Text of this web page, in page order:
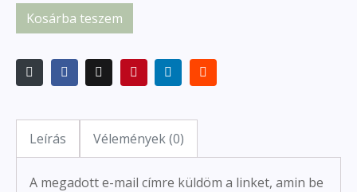
Kosárba teszem
Leírás Vélemények (0)
A megadott e-mail címre küldöm a linket, amin be